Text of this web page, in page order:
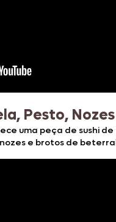
Pesto,
uma peça de sushi
e brotos de